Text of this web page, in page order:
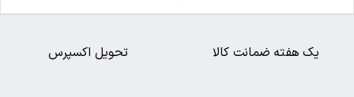
تحویل اکسپرس یک هفته ضمانت کالا